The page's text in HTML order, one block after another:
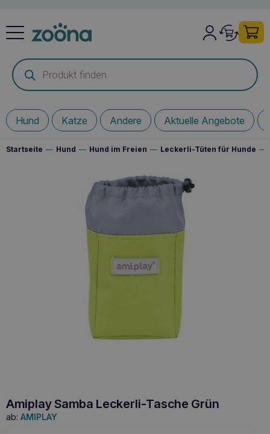
Products
search
Hund Katze Andere Aktuelle Angebote
Startseite — Hund — Hund im Freien — Leckerli-Tüten für Hunde —
Amiplay Samba Leckerli-Tasche Grün
ab: AMIPLAY